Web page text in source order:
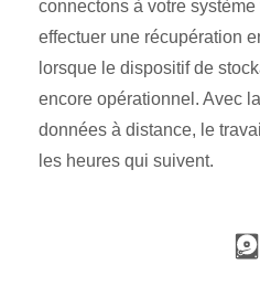
connectons à votre
effectuer une récupération
lorsque le dispositif de
encore opérationnel. Avec
données à distance, le
les heures qui suivent.